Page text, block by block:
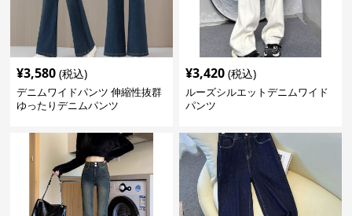
¥3,580 (税込)
デニムワイドパンツ 伸縮性抜群
ゆったりデニムパンツ
¥3,420 (税込)
ルーズシルエットデニムワイド
パンツ